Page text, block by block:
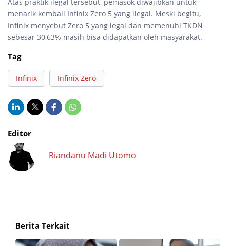
menarik kembali Infinix Zero 5 yang ilegal. Meski begitu,
Infinix menyebut Zero 5 yang legal dan memenuhi TKDN
sebesar 30,63% masih bisa didapatkan oleh masyarakat.
Tag
Infinix Infinix Zero
Editor
Riandanu Madi Utomo
Berita Terkait